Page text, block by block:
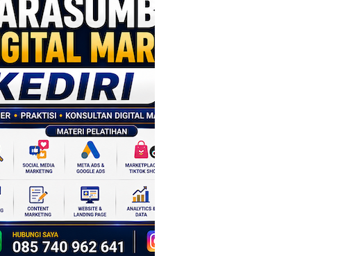
Narasumber
Digital Marketing
Kediri: Membangun
Strategi
Pemasaran
Berbasis Data
untuk Bisnis yang
Bertumbuh
Digital marketing telah
mengubah cara bisnis
berkembang. Dulu,
promosi banyak…